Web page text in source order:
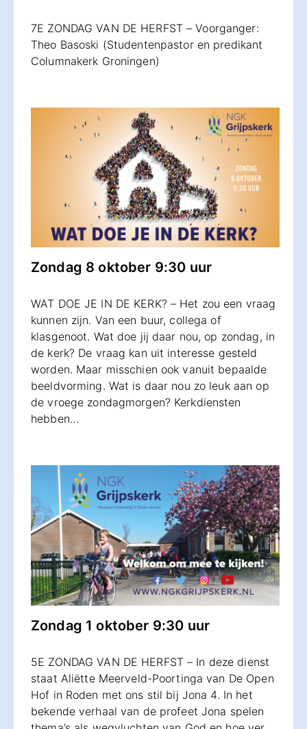
7E ZONDAG VAN DE HERFST – Voorganger:
Theo Basoski (Studentenpastor en predikant
Columnakerk Groningen)
Zondag 8 oktober 9:30 uur
WAT DOE JE IN DE KERK? – Het zou een vraag
kunnen zijn. Van een buur, collega of
klasgenoot. Wat doe jij daar nou, op zondag, in
de kerk? De vraag kan uit interesse gesteld
worden. Maar misschien ook vanuit bepaalde
beeldvorming. Wat is daar nou zo leuk aan op
de vroege zondagmorgen? Kerkdiensten
hebben…
Zondag 1 oktober 9:30 uur
5E ZONDAG VAN DE HERFST – In deze dienst
staat Aliëtte Meerveld-Poortinga van De Open
Hof in Roden met ons stil bij Jona 4. In het
bekende verhaal van de profeet Jona spelen